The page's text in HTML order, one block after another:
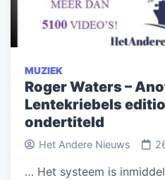
MUZIEK
Roger Waters –
Lentekriebels
ondertiteld
Het Andere Nieuws
… Het systeem is